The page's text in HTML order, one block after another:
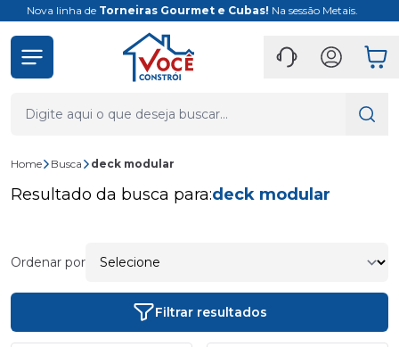
sessão Metais. Conheça nossa linha dePainéis Ripados
Home Busca deck modular
Resultado da busca para:deck modular
Ordenar por
Filtrar resultados